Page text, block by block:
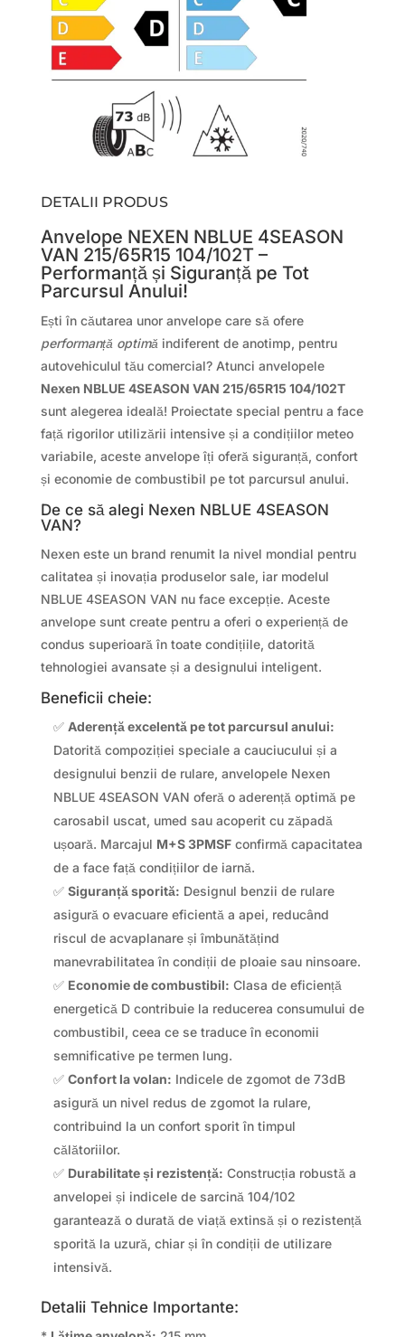
DETALII PRODUS
Anvelope NEXEN NBLUE 4SEASON
VAN 215/65R15 104/102T –
Performanță și Siguranță pe Tot
Parcursul Anului!
Ești în căutarea unor anvelope care să ofere
performanță optimă indiferent de anotimp, pentru
autovehiculul tău comercial? Atunci anvelopele
Nexen NBLUE 4SEASON VAN 215/65R15 104/102T
sunt alegerea ideală! Proiectate special pentru a face
față rigorilor utilizării intensive și a condițiilor meteo
variabile, aceste anvelope îți oferă siguranță, confort
și economie de combustibil pe tot parcursul anului.
De ce să alegi Nexen NBLUE 4SEASON
VAN?
Nexen este un brand renumit la nivel mondial pentru
calitatea și inovația produselor sale, iar modelul
NBLUE 4SEASON VAN nu face excepție. Aceste
anvelope sunt create pentru a oferi o experiență de
condus superioară în toate condițiile, datorită
tehnologiei avansate și a designului inteligent.
Beneficii cheie:
✅ Aderență excelentă pe tot parcursul anului:
Datorită compoziției speciale a cauciucului și a
designului benzii de rulare, anvelopele Nexen
NBLUE 4SEASON VAN oferă o aderență optimă pe
carosabil uscat, umed sau acoperit cu zăpadă
ușoară. Marcajul M+S 3PMSFconfirmă capacitatea
de a face față condițiilor de iarnă.
✅ Siguranță sporită: Designul benzii de rulare
asigură o evacuare eficientă a apei, reducând
riscul de acvaplanare și îmbunătățind
manevrabilitatea în condiții de ploaie sau ninsoare.
✅ Economie de combustibil: Clasa de eficiență
energetică D contribuie la reducerea consumului de
combustibil, ceea ce se traduce în economii
semnificative pe termen lung.
✅ Confort la volan: Indicele de zgomot de 73dB
asigură un nivel redus de zgomot la rulare,
contribuind la un confort sporit în timpul
călătoriilor.
✅ Durabilitate și rezistență: Construcția robustă a
anvelopei și indicele de sarcină 104/102
garantează o durată de viață extinsă și o rezistență
sporită la uzură, chiar și în condiții de utilizare
intensivă.
Detalii Tehnice Importante: